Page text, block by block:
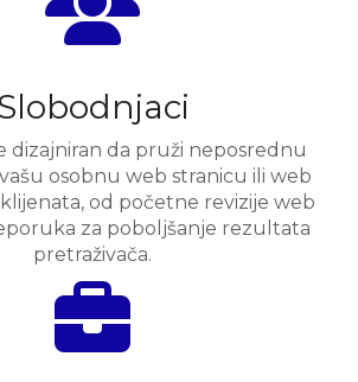
dizajniran da pruži neposrednu
osobnu web stranicu ili web
od početne revizije web
za poboljšanje rezultata
pretraživača.